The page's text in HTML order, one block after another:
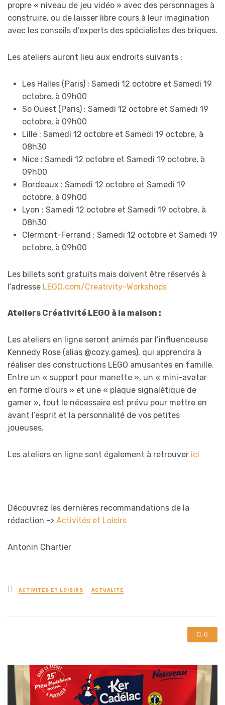
propre « niveau de jeu vidéo » avec des personnages à
construire, ou de laisser libre cours à leur imagination
avec les conseils d’experts des spécialistes des briques.
Les ateliers auront lieu aux endroits suivants :
Les Halles (Paris) : Samedi 12 octobre et Samedi 19
octobre, à 09h00
So Ouest (Paris) : Samedi 12 octobre et Samedi 19
octobre, à 09h00
Lille : Samedi 12 octobre et Samedi 19 octobre, à
08h30
Nice : Samedi 12 octobre et Samedi 19 octobre, à
09h00
Bordeaux : Samedi 12 octobre et Samedi 19
octobre, à 09h00
Lyon : Samedi 12 octobre et Samedi 19 octobre, à
08h30
Clermont-Ferrand : Samedi 12 octobre et Samedi 19
octobre, à 09h00
Les billets sont gratuits mais doivent être réservés à
l’adresse LEGO.com/Creativity-Workshops
Ateliers Créativité LEGO à la maison :
Les ateliers en ligne seront animés par l’influenceuse
Kennedy Rose (alias @cozy.games), qui apprendra à
réaliser des constructions LEGO amusantes en famille.
Entre un « support pour manette », un « mini-avatar
en forme d’ours » et une « plaque signalétique de
gamer », tout le nécessaire est prévu pour mettre en
avant l’esprit et la personnalité de vos petites
joueuses.
Les ateliers en ligne sont également à retrouver ici
Découvrez les dernières recommandations de la
rédaction -> Activités et Loisirs
Antonin Chartier
Posted
in
ACTIVITÉS ET LOISIRS ACTUALITÉ
0